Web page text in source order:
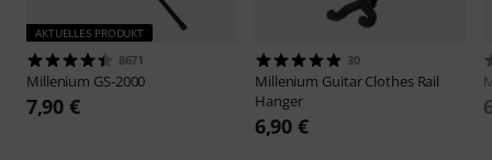
AKTUELLES PRODUKT
8671
Millenium GS-2000
7,90 €
30
Millenium Guitar Clothes Rail
Hanger
6,90 €